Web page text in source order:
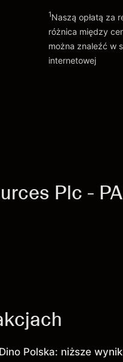
Opłaty i
1Naszą opłatą za
różnica między
można znaleźć w
internetowej
Plc -
Polska: niższe